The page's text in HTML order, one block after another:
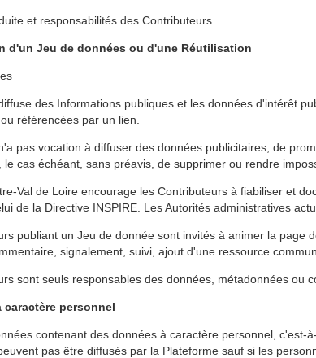
et responsabilités des Contributeurs
d'un Jeu de données ou d'une Réutilisation
des Informations publiques et les données d'intérêt
référencées par un lien.
pas vocation à diffuser des données publicitaires, de
le cas échéant, sans préavis, de supprimer ou rendre
Val de Loire encourage les Contributeurs à fiabiliser et
de la Directive INSPIRE. Les Autorités administratives
publiant un Jeu de donnée sont invités à animer la
signalement, suivi, ajout d'une ressource
sont seuls responsables des données, métadonnées ou
caractère personnel
contenant des données à caractère personnel,
pas être diffusés par la Plateforme sauf si les